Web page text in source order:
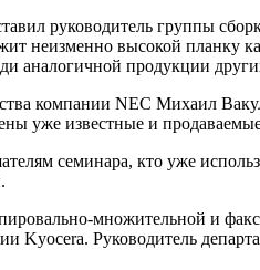
руководитель группы
неизменно высокой планку
аналогичной продукции
компании NEC Михаил
уже известные и
семинара, кто уже
множительной и
Kyocera. Руководитель